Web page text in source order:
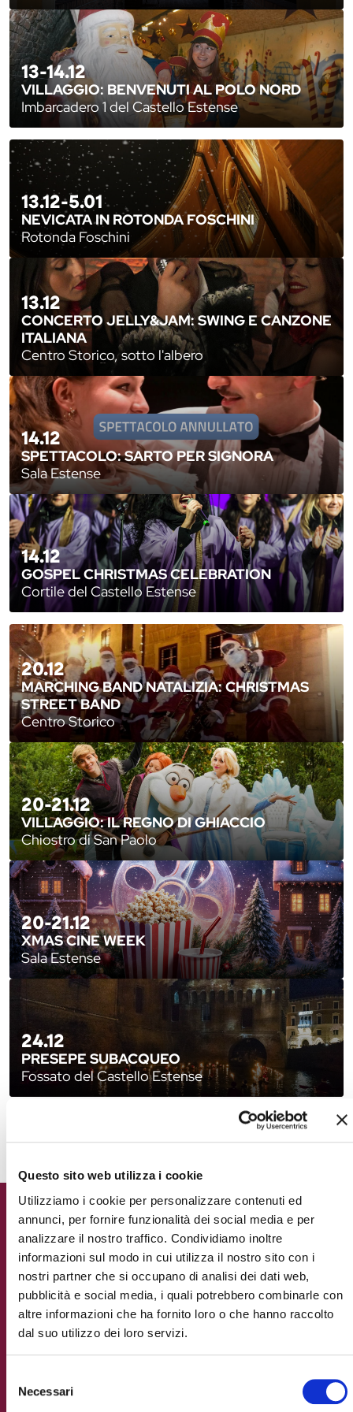
Questo sito web utilizza i cookie
Utilizziamo i cookie per personalizzare contenuti ed
annunci, per fornire funzionalità dei social media e per
analizzare il nostro traffico. Condividiamo inoltre
informazioni sul modo in cui utilizza il nostro sito con i
nostri partner che si occupano di analisi dei dati web,
pubblicità e social media, i quali potrebbero combinarle con
altre informazioni che ha fornito loro o che hanno raccolto
dal suo utilizzo dei loro servizi.
delNecessari
13-14.12
VILLAGGIO: BENVENUTI AL POLO NORD
Imbarcadero 1 del Castello Estense
13.12-5.01
NEVICATA IN ROTONDA FOSCHINI
Rotonda Foschini
13.12
CONCERTO JELLY&JAM: SWING E CANZONE
ITALIANA
Centro Storico, sotto l'albero
14.12
SPETTACOLO: SARTO PER SIGNORA
Sala Estense
14.12
GOSPEL CHRISTMAS CELEBRATION
Cortile del Castello Estense
20.12
MARCHING BAND NATALIZIA: CHRISTMAS
STREET BAND
Centro Storico
20-21.12
VILLAGGIO: IL REGNO DI GHIACCIO
Chiostro di San Paolo
20-21.12
XMAS CINE WEEK
Sala Estense
24.12
PRESEPE SUBACQUEO
Fossato del Castello Estense
SCARICA IL PROGRAMMA DEGLI EVENTI
Capodanno a Ferrara:
accendi la magia!
C'è qualcosa di più magico di uno spettacolo
pirotecnico capace di incendiare un intero
Castello?Da oltre 20 anni l'Incendio del
mentre in Piazza Castello si scatena una grande